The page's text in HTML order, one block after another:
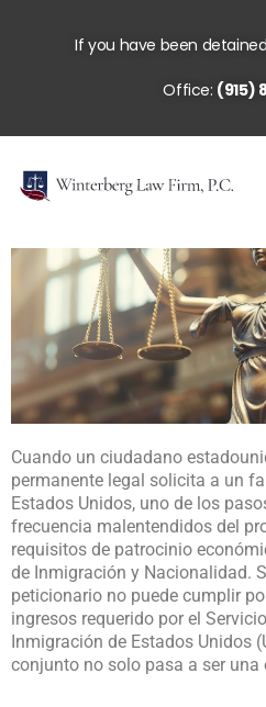
If you have been
Office: (915)
Cuando un ciudadano
permanente legal solicita a un
Estados Unidos, uno de los
frecuencia malentendidos del
requisitos de patrocinio
de Inmigración y Nacionalidad.
peticionario no puede cumplir
ingresos requerido por el
Inmigración de Estados Unidos
conjunto no solo pasa a ser una